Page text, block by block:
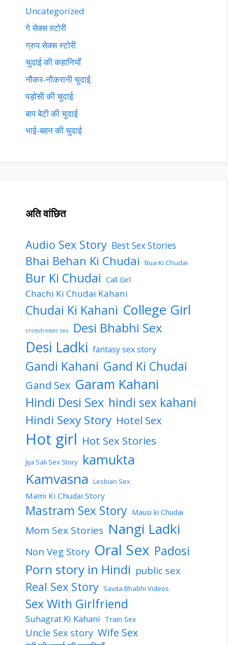
Uncategorized
गे सेक्स स्टोरी
ग्रुप सेक्स स्टोरी
चुदाई की कहानियाँ
नौकर-नौकरानी चुदाई
पड़ोसी की चुदाई
बाप बेटी की चुदाई
भाई-बहन की चुदाई
अति वांछित
Audio Sex Story Best Sex Stories
Bhai Behan Ki Chudai Bua Ki Chudai
Bur Ki Chudai Call Girl
Chachi Ki Chudai Kahani
Chudai Ki Kahani College Girl
crossdresser sex Desi Bhabhi Sex
Desi Ladki fantasy sex story
Gandi Kahani Gand Ki Chudai
Gand Sex Garam Kahani
Hindi Desi Sex hindi sex kahani
Hindi Sexy Story Hotel Sex
Hot girl Hot Sex Stories
Jija Sali Sex Story kamukta
Kamvasna Lesbian Sex
Mami Ki Chudai Story
Mastram Sex Story Mausi ki Chudai
Mom Sex Stories Nangi Ladki
Non Veg Story Oral Sex Padosi
Porn story in Hindi public sex
Real Sex Story Savita Bhabhi Videos
Sex With Girlfriend
Suhagrat Ki Kahani Train Sex
Uncle Sex story Wife Sex